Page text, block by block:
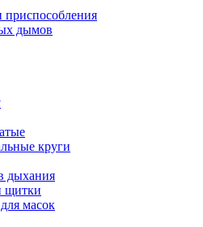
дымов
круги
дыхания
щитки
масок